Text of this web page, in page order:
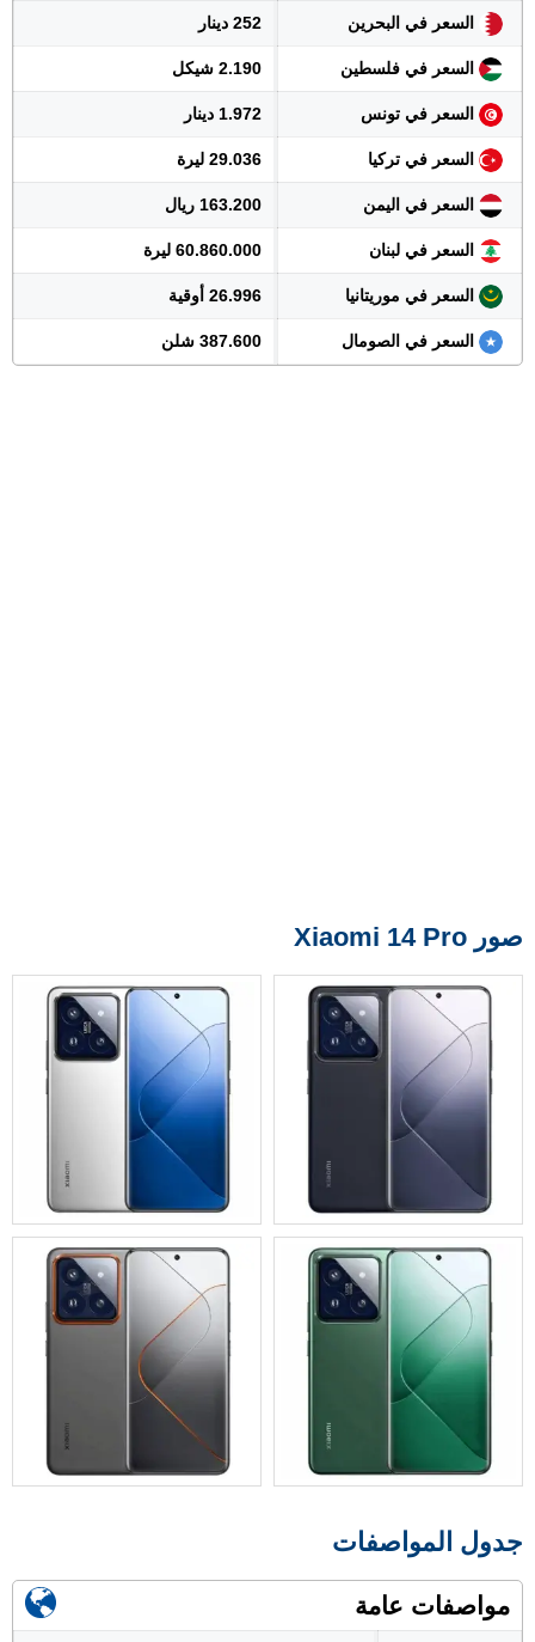
السعر في البحرين 252 دينار
السعر في فلسطين 2.190 شيكل
السعر في تونس 1.972 دينار
السعر في تركيا 29.036 ليرة
السعر في اليمن 163.200 ريال
السعر في لبنان 60.860.000 ليرة
السعر في موريتانيا 26.996 أوقية
السعر في الصومال 387.600 شلن
صور Xiaomi 14 Pro
جدول المواصفات
مواصفات عامة